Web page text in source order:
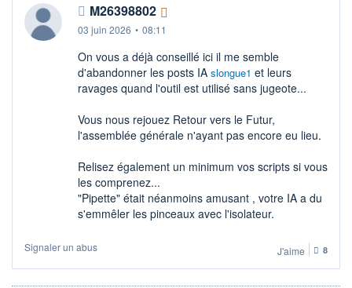
M26398802
03 juin 2026 • 08:11
On vous a déjà conseillé ici il me semble
d'abandonner les posts IA slongue1 et leurs
ravages quand l'outil est utilisé sans jugeote...
Vous nous rejouez Retour vers le Futur,
l'assemblée générale n'ayant pas encore eu lieu.
Relisez également un minimum vos scripts si vous
les comprenez...
"Pipette" était néanmoins amusant , votre IA a du
s'emmêler les pinceaux avec l'isolateur.
Signaler un abus J'aime 8